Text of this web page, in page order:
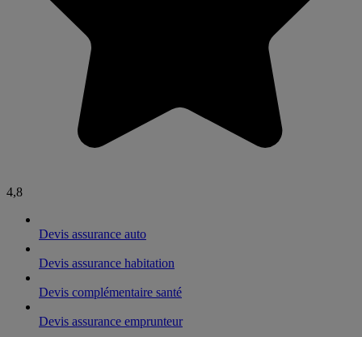
4,8
Devis assurance auto
Devis assurance habitation
Devis complémentaire santé
Devis assurance emprunteur